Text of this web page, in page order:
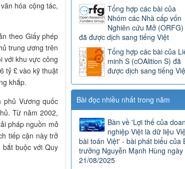
hóa cộng tác,
theo Giấy phép
trung ương trên
với khu vực công
tỷ £ vào kỹ thuật
khắp.
phủ Vương quốc
Từ năm 2002,
pháp nguồn mở
tiếp cận này trở
buộc với Quy
Tổng hợp các bài của
Nhóm các Nhà cấp vốn
Nghiên cứu Mở (ORFG)
đã được dịch sang tiếng Việt
Tổng hợp các bài của
minh S (cOAlition S) đã
được dịch sang tiếng
Bài đọc nhiều nhất trong năm
Bàn về 'Lợi thế của
nghiệp Việt là dữ liệu
bài toán Việt' - bài phát biểu của
trưởng Nguyễn Mạnh Hùng ngày
21/08/2025